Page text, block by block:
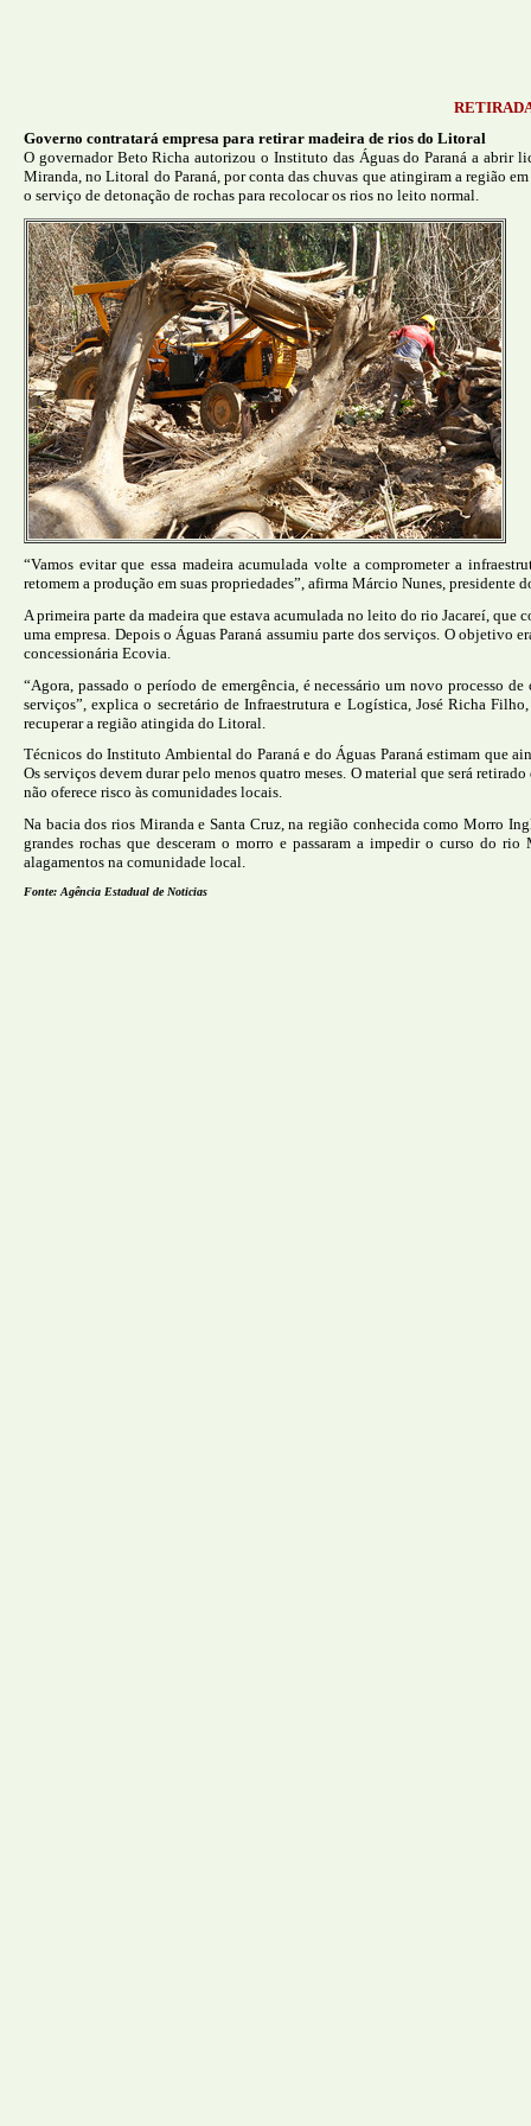
Governo contratará empresa para retirar madeira de rios do Litoral
O governador Beto Richa autorizou o Instituto das Águas do Paraná a abrir
Miranda, no Litoral do Paraná, por conta das chuvas que atingiram a região
o serviço de detonação de rochas para recolocar os rios no leito normal.
“Vamos evitar que essa madeira acumulada volte a comprometer a
retomem a produção em suas propriedades”, afirma Márcio Nunes, presidente
A primeira parte da madeira que estava acumulada no leito do rio Jacareí,
uma empresa. Depois o Águas Paraná assumiu parte dos serviços. O objetivo
concessionária Ecovia.
“Agora, passado o período de emergência, é necessário um novo processo
serviços”, explica o secretário de Infraestrutura e Logística, José Richa
recuperar a região atingida do Litoral.
Técnicos do Instituto Ambiental do Paraná e do Águas Paraná estimam que
Os serviços devem durar pelo menos quatro meses. O material que será
não oferece risco às comunidades locais.
Na bacia dos rios Miranda e Santa Cruz, na região conhecida como Morro
grandes rochas que desceram o morro e passaram a impedir o curso do
alagamentos na comunidade local.
Fonte: Agência Estadual de Noticias